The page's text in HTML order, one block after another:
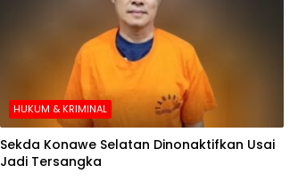
HUKUM & KRIMINAL
Sekda Konawe Selatan Dinonaktifkan Usai
Jadi Tersangka